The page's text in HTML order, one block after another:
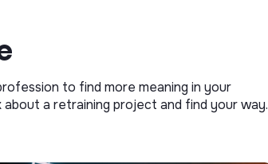
to find more meaning in your
a retraining project and find your way.